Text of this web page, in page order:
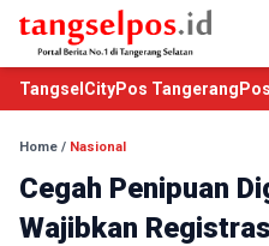
TangselCityPos Tangerang
Home / Nasional
Cegah Penipuan
Wajibkan